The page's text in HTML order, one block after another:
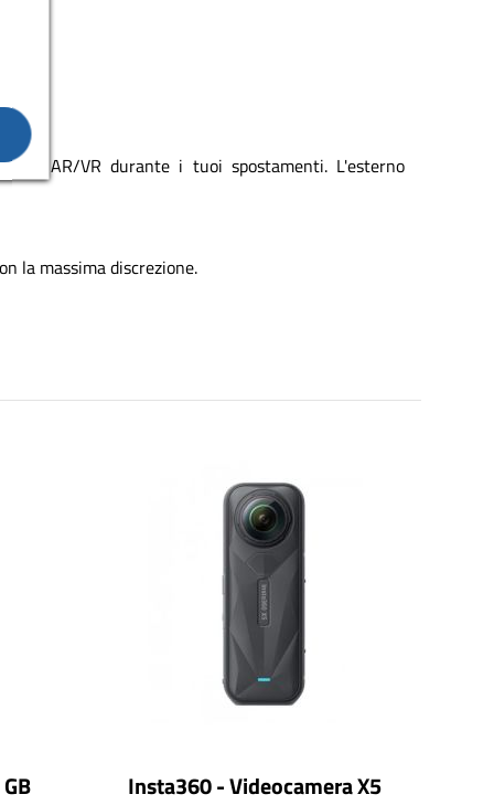
AR/VR durante i tuoi spostamenti. L'esterno
la massima discrezione.
Insta360 - Videocamera X5